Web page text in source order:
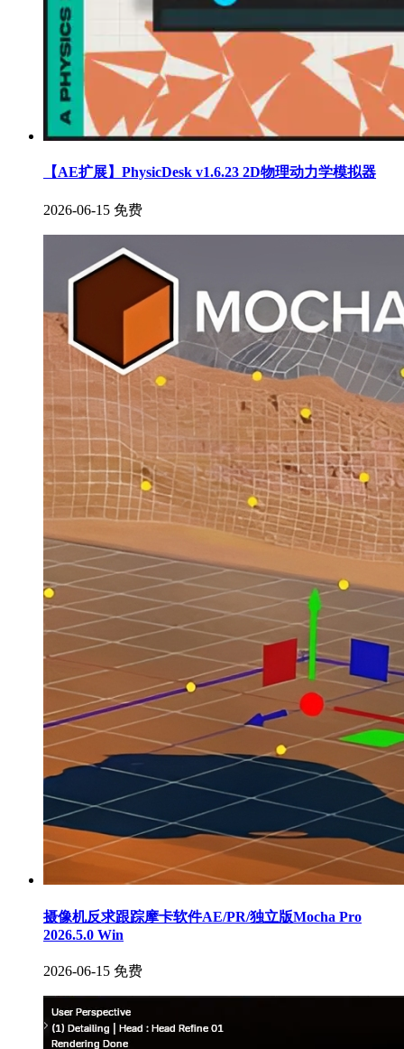
【AE扩展】PhysicDesk v1.6.23 2D物理动力学模拟器
2026-06-15 免费
摄像机反求跟踪摩卡软件AE/PR/独立版Mocha Pro
2026.5.0 Win
2026-06-15 免费